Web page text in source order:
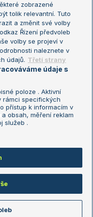
soukromí
o zpracování osobních
zpravodajství ČTK.
zobrazené
tolik relevantní. Tuto
a změnit své volby
Řízení předvoleb
volby se projeví v
naleznete v
údajů. Třetí strany
údaje s
poloze . Aktivní
rámci specifických
přístup k informacím v
obsah, měření reklam
služeb .